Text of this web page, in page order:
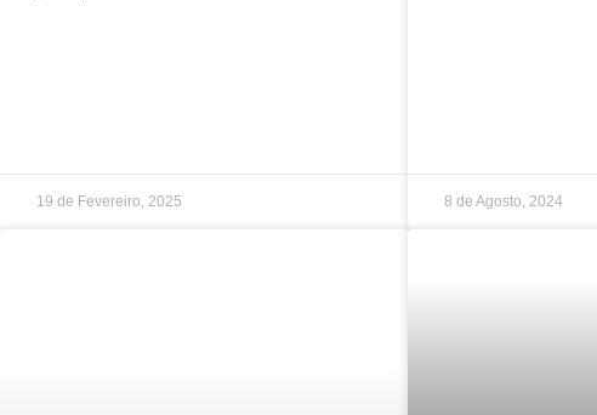
19 de Fevereiro, 2025 8 de Agosto, 2024